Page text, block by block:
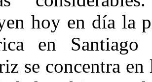
hoy en día la
en
se concentra